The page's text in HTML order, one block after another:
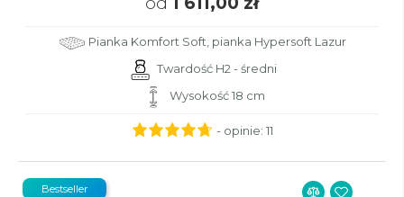
Pianka Komfort Soft, pianka Hypersoft Lazur
Twardość H2 - średni
Wysokość 18 cm
- opinie: 11
Bestseller